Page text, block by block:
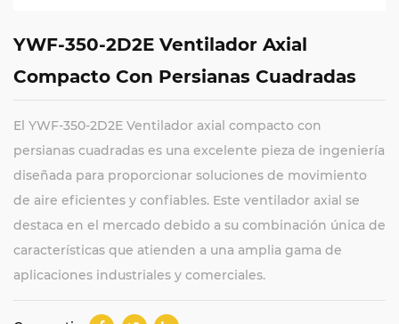
YWF-350-2D2E Ventilador Axial
Compacto Con Persianas Cuadradas
El YWF-350-2D2E Ventilador axial compacto con
persianas cuadradas es una excelente pieza de ingeniería
diseñada para proporcionar soluciones de movimiento
de aire eficientes y confiables. Este ventilador axial se
destaca en el mercado debido a su combinación única de
características que atienden a una amplia gama de
aplicaciones industriales y comerciales.